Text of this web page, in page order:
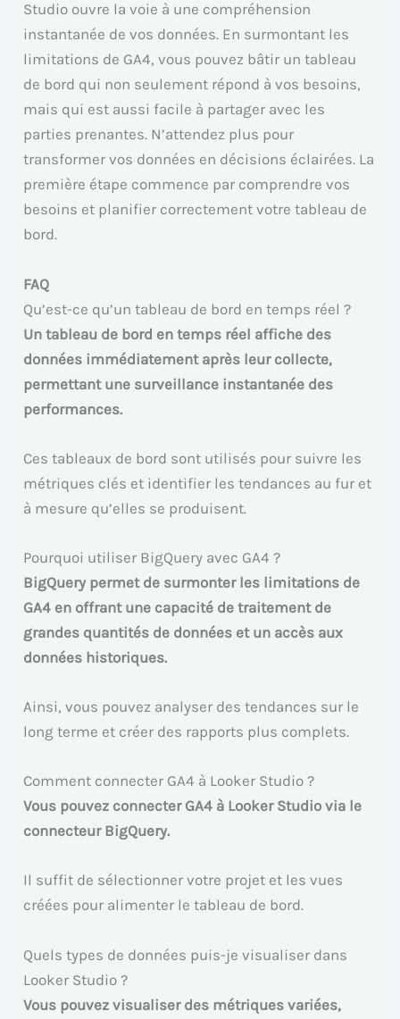
Studio ouvre la voie à une compréhension
instantanée de vos données. En surmontant les
limitations de GA4, vous pouvez bâtir un tableau
de bord qui non seulement répond à vos besoins,
mais qui est aussi facile à partager avec les
parties prenantes. N’attendez plus pour
transformer vos données en décisions éclairées. La
première étape commence par comprendre vos
besoins et planifier correctement votre tableau de
bord.
FAQ
Qu’est-ce qu’un tableau de bord en temps réel ?
Un tableau de bord en temps réel affiche des
données immédiatement après leur collecte,
permettant une surveillance instantanée des
performances.
Ces tableaux de bord sont utilisés pour suivre les
métriques clés et identifier les tendances au fur et
à mesure qu’elles se produisent.
Pourquoi utiliser BigQuery avec GA4 ?
BigQuery permet de surmonter les limitations de
GA4 en offrant une capacité de traitement de
grandes quantités de données et un accès aux
données historiques.
Ainsi, vous pouvez analyser des tendances sur le
long terme et créer des rapports plus complets.
Comment connecter GA4 à Looker Studio ?
Vous pouvez connecter GA4 à Looker Studio via le
connecteur BigQuery.
Il suffit de sélectionner votre projet et les vues
créées pour alimenter le tableau de bord.
Quels types de données puis-je visualiser dans
Looker Studio ?
Vous pouvez visualiser des métriques variées,